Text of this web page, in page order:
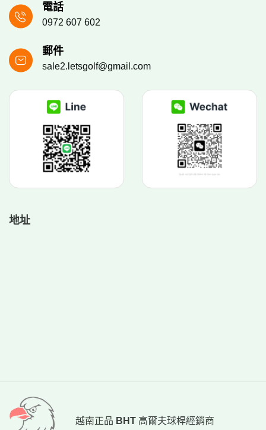
電話
0972 607 602
郵件
sale2.letsgolf@gmail.com
地址
越南正品 BHT 高爾夫球桿經銷商